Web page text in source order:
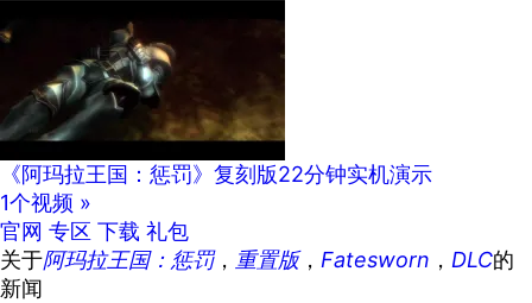
《阿玛拉王国：惩罚》复刻版22分钟实机演示
1个视频 »
官网 专区 下载 礼包
关于阿玛拉王国：惩罚， 重置版， Fatesworn ， DLC的
新闻